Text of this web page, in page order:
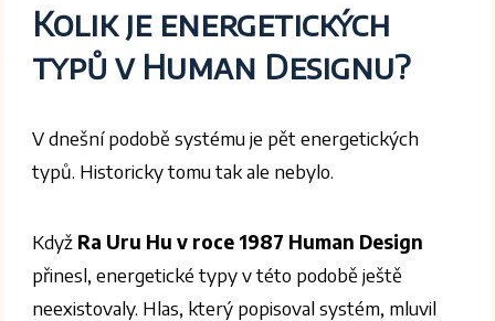
Kolik je energetických
typů v Human Designu?
V dnešní podobě systému je pět energetických
typů. Historicky tomu tak ale nebylo.
Když Ra Uru Hu v roce 1987 Human Design
přinesl, energetické typy v této podobě ještě
neexistovaly. Hlas, který popisoval systém, mluvil